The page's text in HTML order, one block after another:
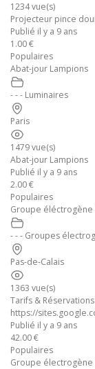
1234 vue(s)
Projecteur pince
Publié il y a 9 ans
1.00 €
Populaires
Abat-jour Lampions
- - - Luminaires
Paris
1479 vue(s)
Abat-jour Lampions
Publié il y a 9 ans
2.00 €
Populaires
Groupe éléctrogène
- - - Groupes
Pas-de-Calais
1363 vue(s)
Tarifs & Réservations
https://
Publié il y a 9 ans
42.00 €
Populaires
Groupe électrogène